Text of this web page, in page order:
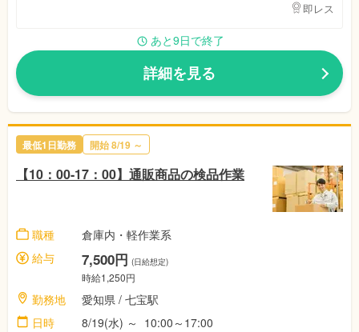
即レス
あと9日で終了
詳細を見る
最低1日勤務 開始8/19 ～
【10：00-17：00】通販商品の検品作業
職種
倉庫内・軽作業系
給与
7,500円 (日給想定)
時給1,250円
勤務地 愛知県 / 七宝駅
日時
8/19(水) ～ 10:00～17:00